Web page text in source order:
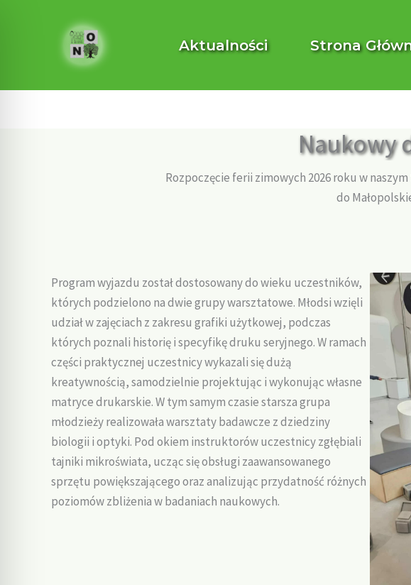
Aktualności Strona
Naukowy
Rozpoczęcie ferii zimowych 2026 roku w
do
Program wyjazdu został dostosowany do wieku uczestników,
których podzielono na dwie grupy warsztatowe. Młodsi wzięli
udział w zajęciach z zakresu grafiki użytkowej, podczas
których poznali historię i specyfikę druku seryjnego. W ramach
części praktycznej uczestnicy wykazali się dużą
kreatywnością, samodzielnie projektując i wykonując własne
matryce drukarskie. W tym samym czasie starsza grupa
młodzieży realizowała warsztaty badawcze z dziedziny
biologii i optyki. Pod okiem instruktorów uczestnicy zgłębiali
tajniki mikroświata, ucząc się obsługi zaawansowanego
sprzętu powiększającego oraz analizując przydatność różnych
poziomów zbliżenia w badaniach naukowych.